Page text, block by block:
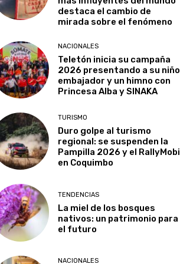
destaca el cambio de
mirada sobre el fenómeno
NACIONALES
Teletón inicia su campaña
2026 presentando a su niño
embajador y un himno con
Princesa Alba y SINAKA
TURISMO
Duro golpe al turismo
regional: se suspenden la
Pampilla 2026 y el RallyMobil
en Coquimbo
TENDENCIAS
La miel de los bosques
nativos: un patrimonio para
el futuro
NACIONALES